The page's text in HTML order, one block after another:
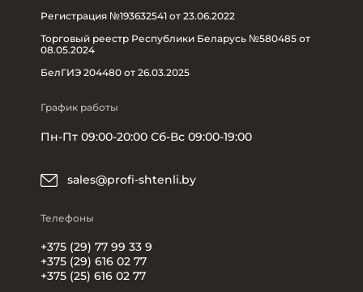
Регистрация №193632541 от 23.06.2022
Торговый реестр Республики Беларусь №580485 от
08.05.2024
БелГИЭ 204480 от 26.03.2025
График работы
Пн-Пт 09:00-20:00 Сб-Вс 09:00-19:00
sales@profi-shtenli.by
Телефоны
+375 (29) 77 99 33 9
+375 (29) 616 02 77
+375 (25) 616 02 77